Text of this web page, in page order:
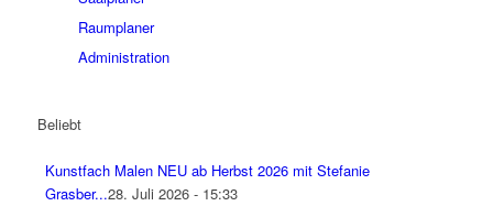
Raumplaner
Administration
Beliebt
Kunstfach Malen NEU ab Herbst 2026 mit Stefanie
Grasber...28. Juli 2026 - 15:33